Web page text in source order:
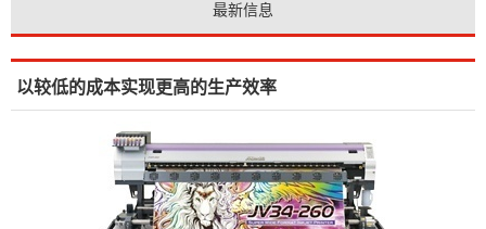
最新信息
以较低的成本实现更高的生产效率